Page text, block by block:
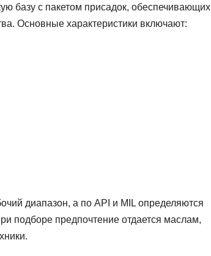
базу с пакетом присадок, обеспечивающих
Основные характеристики включают:
диапазон, а по API и MIL определяются
подборе предпочтение отдается маслам,